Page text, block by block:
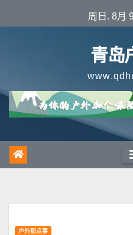
至
周日. 8月
青岛
户外那点事